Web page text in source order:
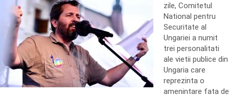
zile, Comitetul
National pentru
Securitate al
Ungariei a numit
trei personalitati
ale vietii publice din
Ungaria care
reprezinta o
amenintare fata de